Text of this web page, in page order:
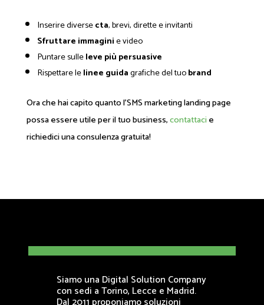
Inserire diversecta, brevi, dirette e invitanti
Sfruttare immaginie video
Puntare sulleleve più persuasive
Rispettare lelinee guidagrafiche del tuobrand
Ora che hai capito quanto l’SMS marketing landing page
possa essere utile per il tuo business,contattaci e
richiedici una consulenza gratuita!
Siamo una Digital Solution Company
con sedi a Torino, Lecce e Madrid.